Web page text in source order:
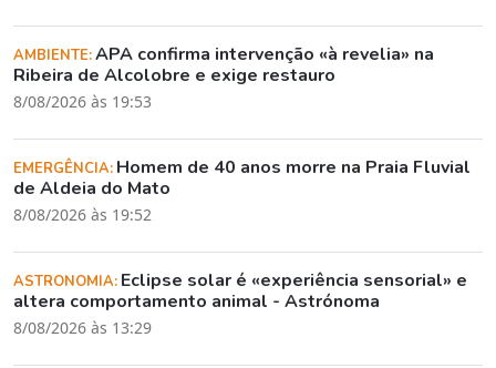
AMBIENTE:APA confirma intervenção «à revelia» na
Ribeira de Alcolobre e exige restauro
8/08/2026 às 19:53
EMERGÊNCIA: Homem de 40 anos morre na Praia Fluvial
de Aldeia do Mato
8/08/2026 às 19:52
ASTRONOMIA: Eclipse solar é «experiência sensorial» e
altera comportamento animal - Astrónoma
8/08/2026 às 13:29